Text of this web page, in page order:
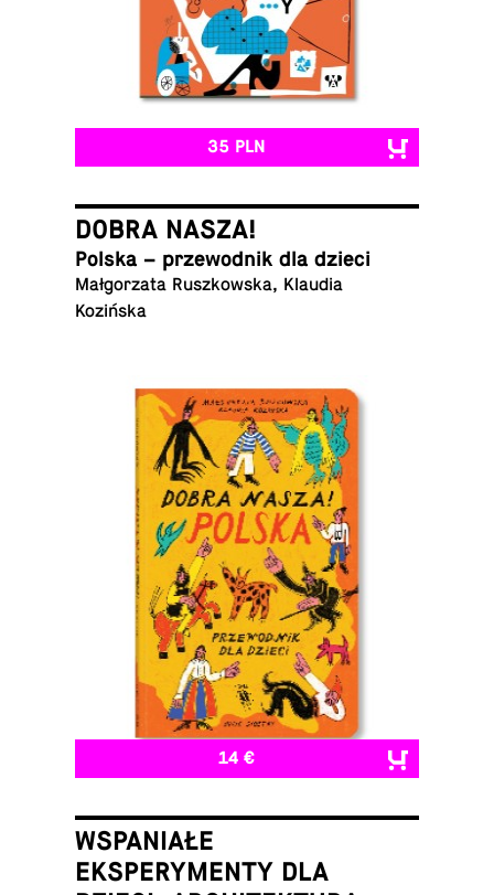
35 PLN
DOBRA NASZA!
Polska – prze­wod­nik dla dzieci
Małgorzata Ruszkowska, Klaudia
Kozińska
14 €
WSPANIAŁE
EKSPERYMENTY DLA